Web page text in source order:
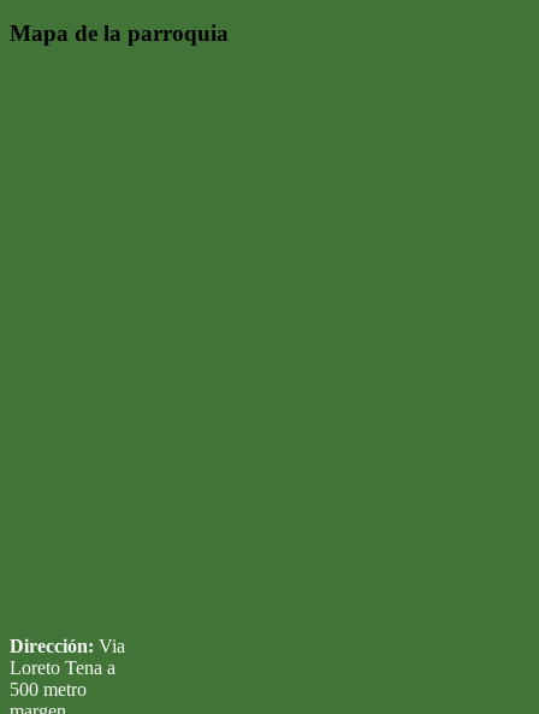
Mapa de la parroquia
Dirección: Via
Loreto Tena a
500 metro